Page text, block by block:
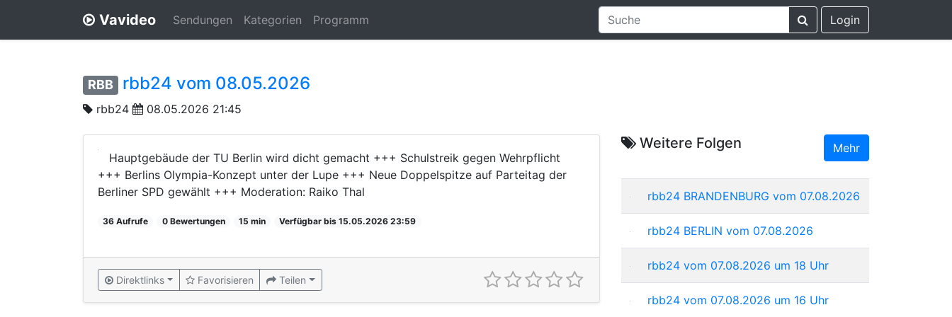
Vavideo Sendungen Kategorien Programm Login
RBB rbb24 vom 08.05.2026
rbb24 08.05.2026 21:45
Hauptgebäude der TU Berlin wird dicht gemacht +++ Schulstreik gegen Wehrpflicht
+++ Berlins Olympia-Konzept unter der Lupe +++ Neue Doppelspitze auf Parteitag der
Berliner SPD gewählt +++ Moderation: Raiko Thal
36 Aufrufe 0 Bewertungen 15 min Verfügbar bis 15.05.2026 23:59
Direktlinks Favorisieren Teilen
Weitere Folgen Mehr
rbb24 BRANDENBURG vom 07.08.2026
rbb24 BERLIN vom 07.08.2026
rbb24 vom 07.08.2026 um 18 Uhr
rbb24 vom 07.08.2026 um 16 Uhr